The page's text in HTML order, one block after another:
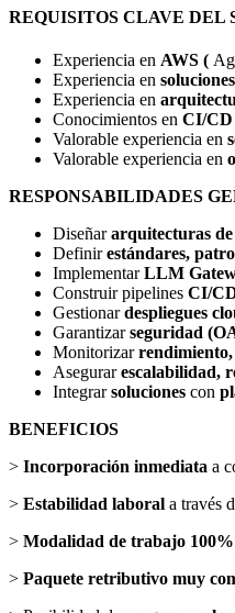
REQUISITOS CLAVE DEL
Experiencia en AWS (
Experiencia en
Experiencia en
Conocimientos en CI/CD
Valorable experiencia en
Valorable experiencia en
RESPONSABILIDADES
Diseñararquitecturas de
Definirestándares,
ImplementarLLM
Construir pipelines CI/
Gestionardespliegues
Garantizarseguridad
Monitorizar
Asegurarescalabilidad,
Integrarsoluciones con
BENEFICIOS
> Incorporación inmediata a
> Estabilidad laboral a través
> Modalidad de trabajo
> Paquete retributivo muy